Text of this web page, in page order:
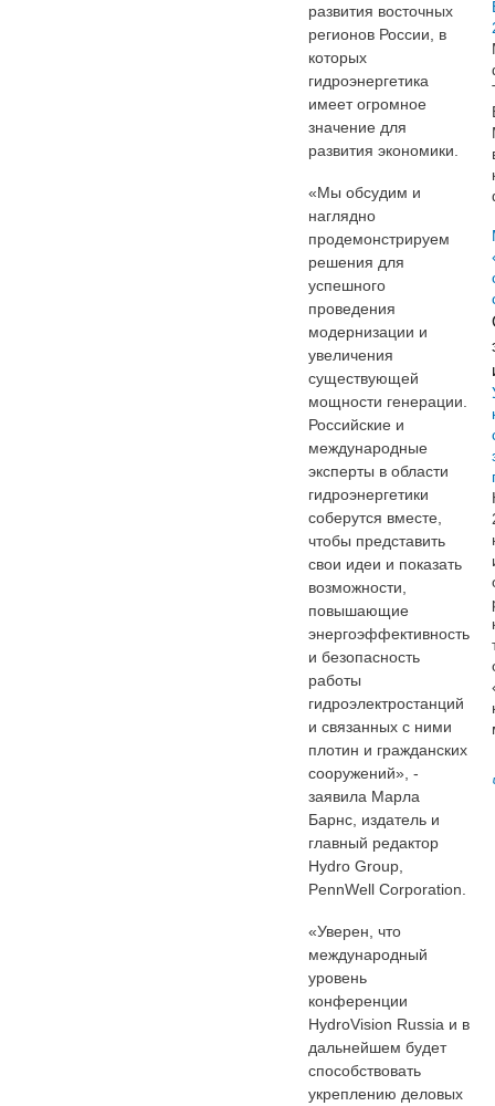
развития восточных
регионов России, в
которых
гидроэнергетика
имеет огромное
значение для
развития экономики.
«Мы обсудим и
наглядно
продемонстрируем
решения для
успешного
проведения
модернизации и
увеличения
существующей
мощности генерации.
Российские и
международные
эксперты в области
гидроэнергетики
соберутся вместе,
чтобы представить
свои идеи и показать
возможности,
повышающие
энергоэффективность
и безопасность
работы
гидроэлектростанций
и связанных с ними
плотин и гражданских
сооружений», -
заявила Марла
Барнс, издатель и
главный редактор
Hydro Group,
PennWell Corporation.
«Уверен, что
международный
уровень
конференции
HydroVision Russia и в
дальнейшем будет
способствовать
укреплению деловых